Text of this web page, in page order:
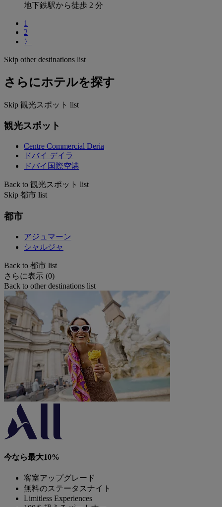
地下鉄駅から徒歩 2 分
1
2
〉
Skip other destinations list
さらにホテルを探す
Skip 観光スポット list
観光スポット
Centre Commercial Deria
ドバイ デイラ
ドバイ国際空港
Back to 観光スポット list
Skip 都市 list
都市
アジュマーン
シャルジャ
Back to 都市 list
さらに表示 (0)
Back to other destinations list
今なら最大10%
客室アップグレード
無料のステータスナイト
Limitless Experiences